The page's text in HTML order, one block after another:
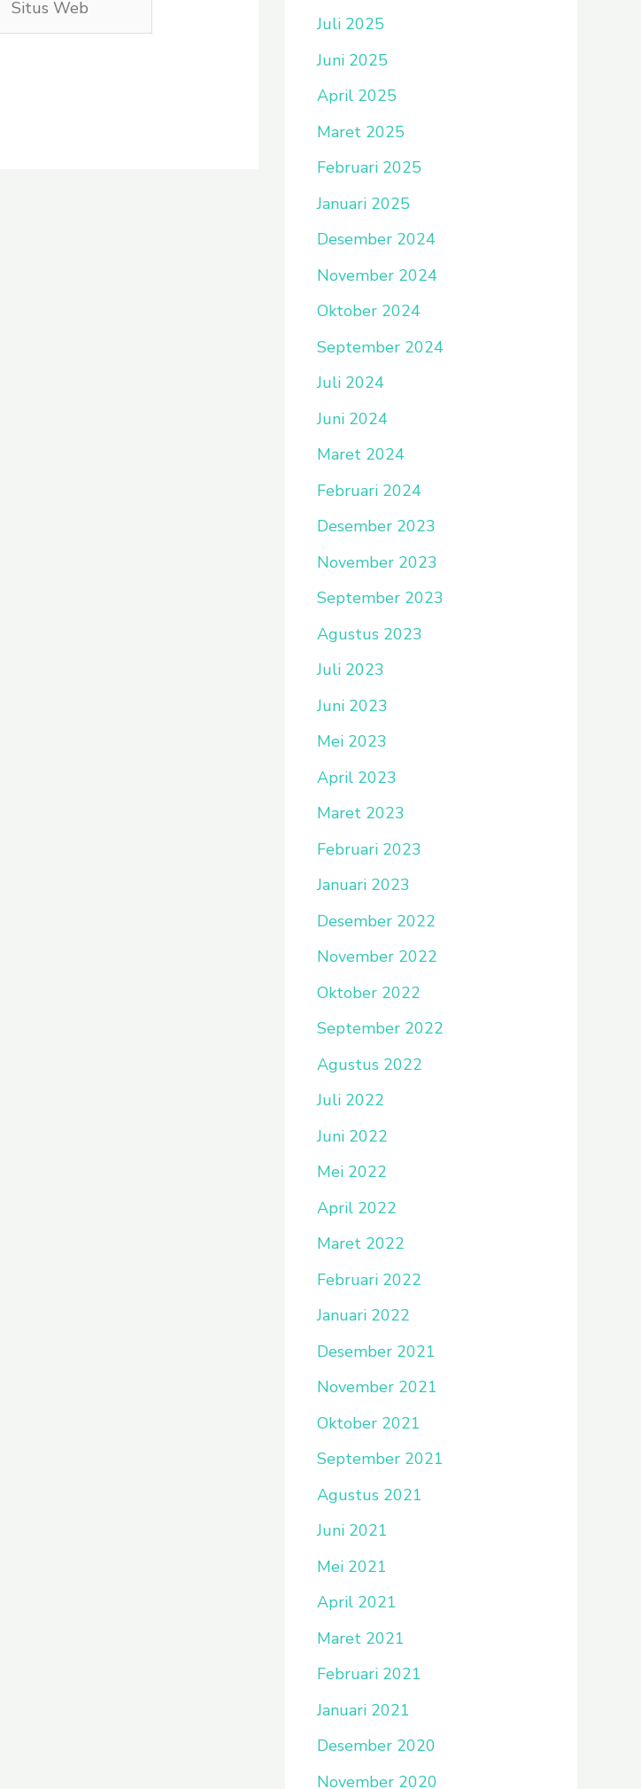
Web
Juli 2025
Juni 2025
April 2025
Maret 2025
Februari 2025
Januari 2025
Desember 2024
November 2024
Oktober 2024
September 2024
Juli 2024
Juni 2024
Maret 2024
Februari 2024
Desember 2023
November 2023
September 2023
Agustus 2023
Juli 2023
Juni 2023
Mei 2023
April 2023
Maret 2023
Februari 2023
Januari 2023
Desember 2022
November 2022
Oktober 2022
September 2022
Agustus 2022
Juli 2022
Juni 2022
Mei 2022
April 2022
Maret 2022
Februari 2022
Januari 2022
Desember 2021
November 2021
Oktober 2021
September 2021
Agustus 2021
Juni 2021
Mei 2021
April 2021
Maret 2021
Februari 2021
Januari 2021
Desember 2020
November 2020